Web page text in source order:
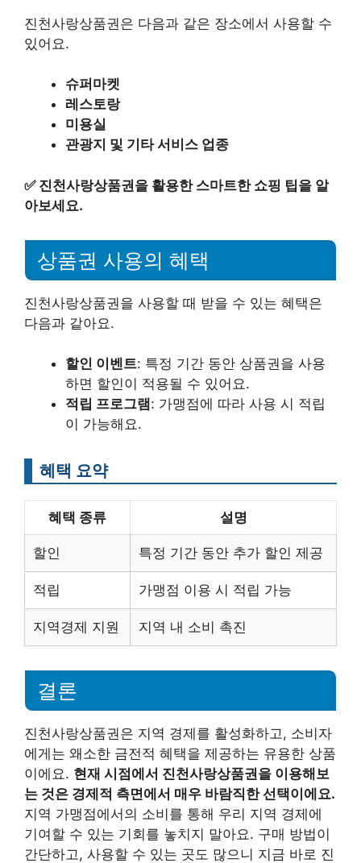
진천사랑상품권은 다음과 같은 장소에서 사용할 수
있어요.
슈퍼마켓
레스토랑
미용실
관광지 및 기타 서비스 업종
✅ 진천사랑상품권을 활용한 스마트한 쇼핑 팁을 알
아보세요.
상품권 사용의 혜택
진천사랑상품권을 사용할 때 받을 수 있는 혜택은
다음과 같아요.
할인 이벤트: 특정 기간 동안 상품권을 사용
하면 할인이 적용될 수 있어요.
적립 프로그램: 가맹점에 따라 사용 시 적립
이 가능해요.
혜택 요약
혜택 종류 설명
할인 특정 기간 동안 추가 할인 제공
적립 가맹점 이용 시 적립 가능
지역경제 지원 지역 내 소비 촉진
결론
진천사랑상품권은 지역 경제를 활성화하고, 소비자
에게는 왜소한 금전적 혜택을 제공하는 유용한 상품
이에요. 현재 시점에서 진천사랑상품권을 이용해보
는 것은 경제적 측면에서 매우 바람직한 선택이에요.
지역 가맹점에서의 소비를 통해 우리 지역 경제에
기여할 수 있는 기회를 놓치지 말아요. 구매 방법이
간단하고, 사용할 수 있는 곳도 많으니 지금 바로 진